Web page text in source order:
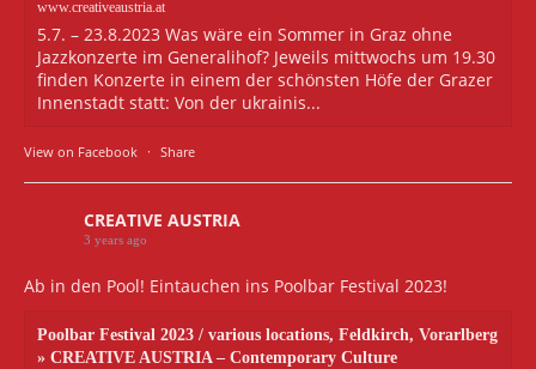
www.creativeaustria.at
5.7. – 23.8.2023 Was wäre ein Sommer in Graz ohne
Jazzkonzerte im Generalihof? Jeweils mittwochs um 19.30
finden Konzerte in einem der schönsten Höfe der Grazer
Innenstadt statt: Von der ukrainis...
View on Facebook · Share
CREATIVE AUSTRIA
3 years ago
Ab in den Pool! Eintauchen ins Poolbar Festival 2023!
Poolbar Festival 2023 / various locations, Feldkirch, Vorarlberg
» CREATIVE AUSTRIA – Contemporary Culture